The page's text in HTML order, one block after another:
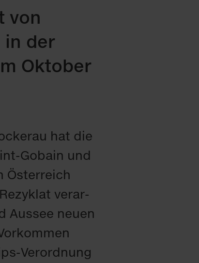
von
in der
Ok­to­ber
hat die
Go­bain und
Ös­ter­reich
ver­ar­
Aus­see neu­en
Ver­ord­nung